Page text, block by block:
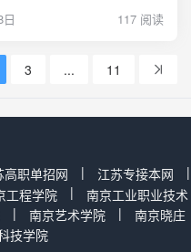
117 阅读
3 ... 11
高职单招网 | 江苏专接本网
|
工程学院 |
南京工业职业技术
| 南京艺术学院 |
南京晓庄
技学院